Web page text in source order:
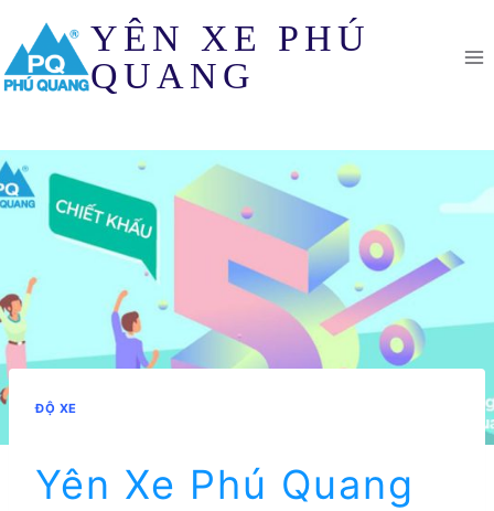
content
YÊN XE PHÚ
QUANG
ĐỘ XE
Yên Xe Phú Quang